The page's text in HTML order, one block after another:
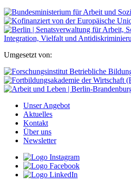
Umgesetzt von:
Unser Angebot
Aktuelles
Kontakt
Über uns
Newsletter